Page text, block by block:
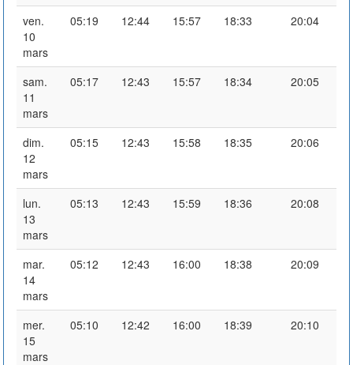
ven.
10
mars
05:19 12:44 15:57 18:33 20:04
sam.
11
mars
05:17 12:43 15:57 18:34 20:05
dim.
12
mars
05:15 12:43 15:58 18:35 20:06
lun.
13
mars
05:13 12:43 15:59 18:36 20:08
mar.
14
mars
05:12 12:43 16:00 18:38 20:09
mer.
15
mars
05:10 12:42 16:00 18:39 20:10